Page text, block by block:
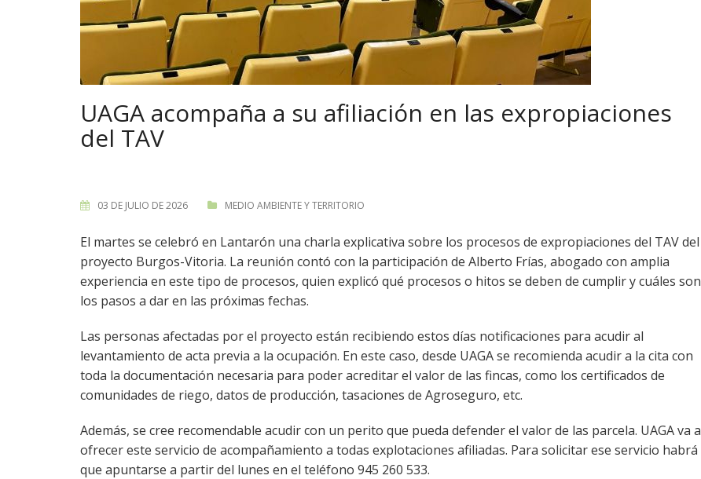
UAGA acompaña a su afiliación en las expropiaciones
del TAV
03 DE JULIO DE 2026 MEDIO AMBIENTE Y TERRITORIO
El martes se celebró en Lantarón una charla explicativa sobre los procesos de expropiaciones del TAV del
proyecto Burgos-Vitoria. La reunión contó con la participación de Alberto Frías, abogado con amplia
experiencia en este tipo de procesos, quien explicó qué procesos o hitos se deben de cumplir y cuáles son
los pasos a dar en las próximas fechas.
Las personas afectadas por el proyecto están recibiendo estos días notificaciones para acudir al
levantamiento de acta previa a la ocupación. En este caso, desde UAGA se recomienda acudir a la cita con
toda la documentación necesaria para poder acreditar el valor de las fincas, como los certificados de
comunidades de riego, datos de producción, tasaciones de Agroseguro, etc.
Además, se cree recomendable acudir con un perito que pueda defender el valor de las parcela. UAGA va a
ofrecer este servicio de acompañamiento a todas explotaciones afiliadas. Para solicitar ese servicio habrá
que apuntarse a partir del lunes en el teléfono 945 260 533.